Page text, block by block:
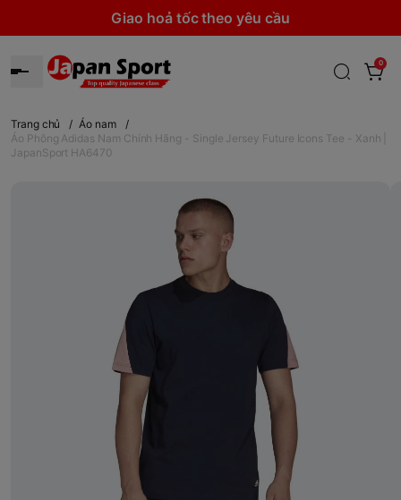
Giao hoả tốc theo yêu cầu
0
Trang chủ / Áo nam
/
Áo Phông Adidas Nam Chính Hãng - Single Jersey Future Icons Tee - Xanh |
JapanSport HA6470